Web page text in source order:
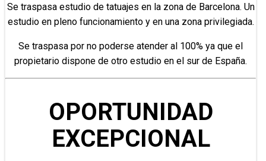
Se traspasa estudio de tatuajes en la zona de Barcelona. Un
estudio en pleno funcionamiento y en una zona privilegiada.
Se traspasa por no poderse atender al 100% ya que el
propietario dispone de otro estudio en el sur de España.
OPORTUNIDAD
EXCEPCIONAL